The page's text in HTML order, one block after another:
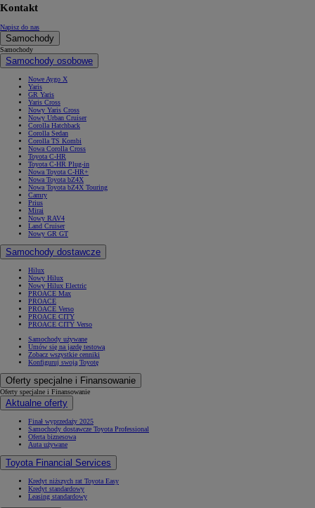
Kontakt
Napisz do nas
Samochody
Samochody
Samochody osobowe
Nowe Aygo X
Yaris
GR Yaris
Yaris Cross
Nowy Yaris Cross
Nowy Urban Cruiser
Corolla Hatchback
Corolla Sedan
Corolla TS Kombi
Nowa Corolla Cross
Toyota C-HR
Toyota C-HR Plug-in
Nowa Toyota C-HR+
Nowa Toyota bZ4X
Nowa Toyota bZ4X Touring
Camry
Prius
Mirai
Nowy RAV4
Land Cruiser
Nowy GR GT
Samochody dostawcze
Hilux
Nowy Hilux
Nowy Hilux Electric
PROACE Max
PROACE
PROACE Verso
PROACE CITY
PROACE CITY Verso
Samochody używane
Umów się na jazdę testową
Zobacz wszystkie cenniki
Konfiguruj swoją Toyotę
Oferty specjalne i Finansowanie
Oferty specjalne i Finansowanie
Aktualne oferty
Finał wyprzedaży 2025
Samochody dostawcze Toyota Professional
Oferta biznesowa
Auta używane
Toyota Financial Services
Kredyt niższych rat Toyota Easy
Kredyt standardowy
Leasing standardowy